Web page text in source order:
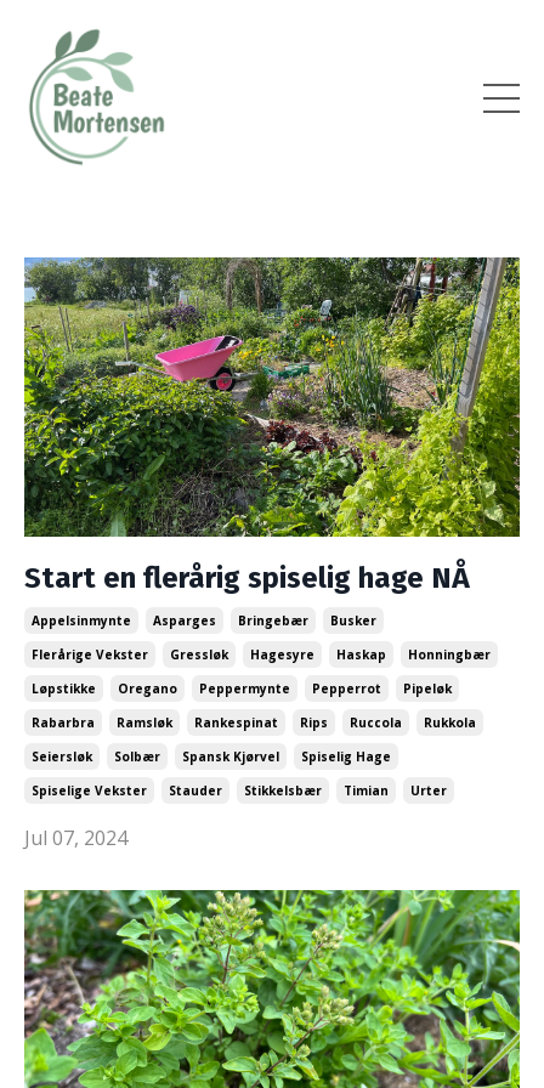
Start en flerårig spiselig hage NÅ
Appelsinmynte Asparges Bringebær
Busker
Flerårige Vekster
Gressløk Hagesyre Haskap
Honningbær
Løpstikke
Oregano Peppermynte Pepperrot
Pipeløk
Rabarbra
Ramsløk Rankespinat Rips Ruccola
Rukkola
Seiersløk
Solbær Spansk Kjørvel
Spiselig Hage
Spiselige Vekster
Stauder Stikkelsbær Timian Urter
Jul 07, 2024